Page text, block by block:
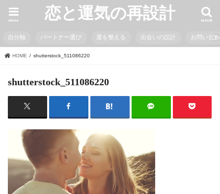
恋と運気の再設計 search
menu
自分軸 パートナー選び 運を整える 出会いの設計 お問い合
HOME shutterstock_511086220
shutterstock_511086220